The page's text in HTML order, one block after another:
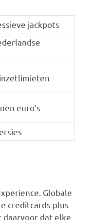
jackpots
euro’s
Globale
creditcards plus
daarvoor dat elke